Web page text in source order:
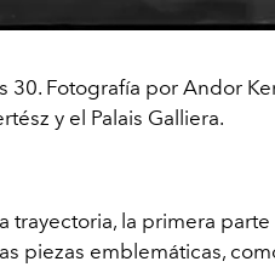
30. Fotografía por Andor
y el Palais Galliera.
trayectoria, la primera parte
piezas emblemáticas,